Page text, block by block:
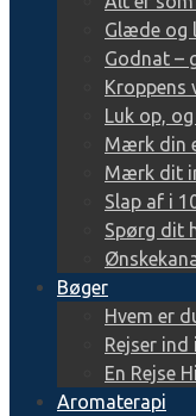
Glæde og
Godnat –
Kroppens
Luk op,
Mærk din
Mærk dit
Slap af i
Spørg dit
Bøger
Hvem er
Rejser
En Rejse
Aromaterapi